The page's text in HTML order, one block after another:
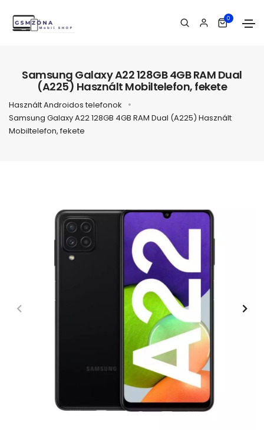
0
Samsung Galaxy A22 128GB 4GB RAM Dual
(A225) Használt Mobiltelefon, fekete
Használt Androidos telefonok
Samsung Galaxy A22 128GB 4GB RAM Dual (A225) Használt
Mobiltelefon, fekete